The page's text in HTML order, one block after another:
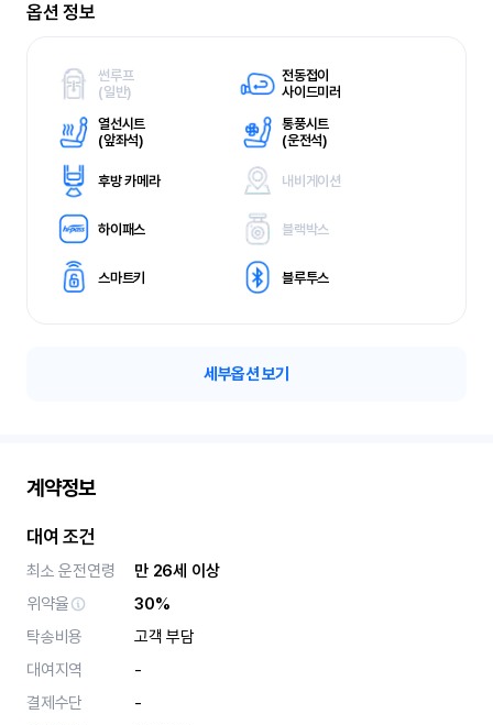
옵션 정보
썬루프
(일반)
전동접이
사이드미러
열선시트
(앞좌석)
통풍시트
(운전석)
후방 카메라 내비게이션
하이패스 블랙박스
스마트키 블루투스
세부옵션 보기
계약정보
대여 조건
최소 운전연령
만 26세 이상
위약율
30%
탁송비용
고객 부담
대여지역
-
결제수단
-